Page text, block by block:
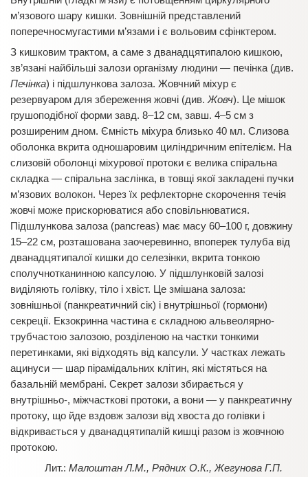
м’язового шару кишки. Зовнішній представлений
поперечносмугастими м’язами і є вольовим сфінктером.
З кишковим трактом, а саме з дванадцятипалою кишкою,
зв’язані найбільші залози організму людини — печінка (див.
Печінка) і підшлункова залоза. Жовчний міхур є
резервуаром для збереження жовчі (див. Жовч). Це мішок
грушоподібної форми завд. 8–12 см, завш. 4–5 см з
розширеним дном. Ємність міхура близько 40 мл. Слизова
оболонка вкрита одношаровим циліндричним епітелієм. На
слизовій оболонці міхурової протоки є велика спіральна
складка — спіральна заслінка, в товщі якої закладені пучки
м’язових волокон. Через їх рефлекторне скорочення течія
жовчі може прискорюватися або сповільнюватися.
Підшлункова залоза (pancreas) має масу 60–100 г, довжину
15–22 см, розташована заочеревинно, впоперек тулуба від
дванадцятипалої кишки до селезінки, вкрита тонкою
сполучнотканинною капсулою. У підшлунковій залозі
виділяють голівку, тіло і хвіст. Це змішана залоза:
зовнішньої (панкреатичний сік) і внутрішньої (гормони)
секреції. Екзокринна частина є складною альвеолярно-
трубчастою залозою, розділеною на частки тонкими
перетинками, які відходять від капсули. У частках лежать
ацинуси — шар пірамідальних клітин, які містяться на
базальній мембрані. Секрет залози збирається у
внутрішньо-, міжчасткові протоки, а вони — у панкреатичну
протоку, що йде вздовж залози від хвоста до голівки і
відкривається у дванадцятипалій кишці разом із жовчною
протокою.
Малоштан Л.М., Рядних О.К., Жегунова Г.П.